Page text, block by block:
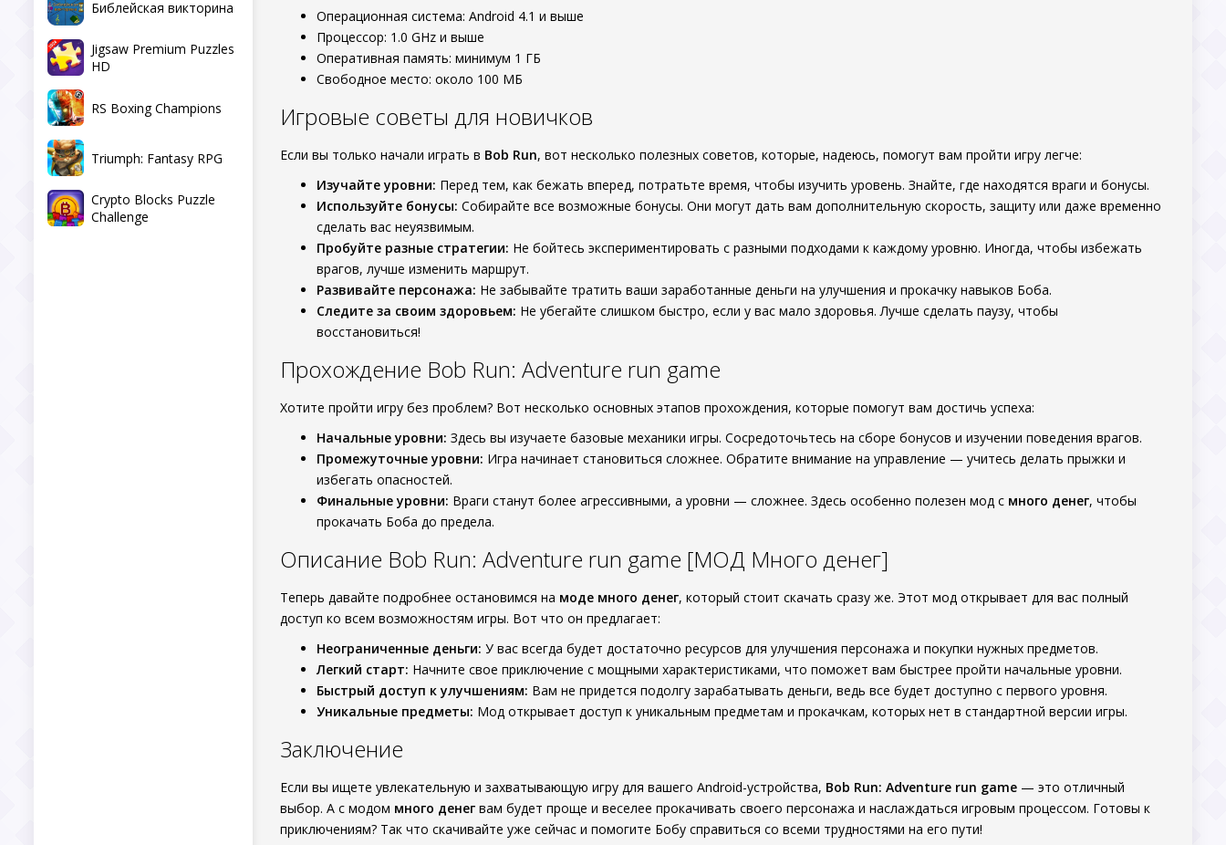
Библейская викторина
Jigsaw Premium Puzzles
HD
RS Boxing Champions
Triumph: Fantasy RPG
Crypto Blocks Puzzle
Challenge
Операционная система: Android 4.1 и выше
Процессор: 1.0 GHz и выше
Оперативная память: минимум 1 ГБ
Свободное место: около 100 МБ
Игровые советы для новичков
Если вы только начали играть в Bob Run, вот несколько полезных советов, которые, надеюсь, помогут вам пройти игру легче:
Изучайте уровни: Перед тем, как бежать вперед, потратьте время, чтобы изучить уровень. Знайте, где находятся враги и бонусы.
Используйте бонусы: Собирайте все возможные бонусы. Они могут дать вам дополнительную скорость, защиту или даже временно
сделать вас неуязвимым.
Пробуйте разные стратегии: Не бойтесь экспериментировать с разными подходами к каждому уровню. Иногда, чтобы избежать
врагов, лучше изменить маршрут.
Развивайте персонажа: Не забывайте тратить ваши заработанные деньги на улучшения и прокачку навыков Боба.
Следите за своим здоровьем: Не убегайте слишком быстро, если у вас мало здоровья. Лучше сделать паузу, чтобы
восстановиться!
Прохождение Bob Run: Adventure run game
Хотите пройти игру без проблем? Вот несколько основных этапов прохождения, которые помогут вам достичь успеха:
Начальные уровни: Здесь вы изучаете базовые механики игры. Сосредоточьтесь на сборе бонусов и изучении поведения врагов.
Промежуточные уровни: Игра начинает становиться сложнее. Обратите внимание на управление — учитесь делать прыжки и
избегать опасностей.
Финальные уровни: Враги станут более агрессивными, а уровни — сложнее. Здесь особенно полезен мод с много денег, чтобы
прокачать Боба до предела.
Описание Bob Run: Adventure run game [МОД Много денег]
Теперь давайте подробнее остановимся на моде много денег, который стоит скачать сразу же. Этот мод открывает для вас полный
доступ ко всем возможностям игры. Вот что он предлагает:
Неограниченные деньги: У вас всегда будет достаточно ресурсов для улучшения персонажа и покупки нужных предметов.
Легкий старт: Начните свое приключение с мощными характеристиками, что поможет вам быстрее пройти начальные уровни.
Быстрый доступ к улучшениям: Вам не придется подолгу зарабатывать деньги, ведь все будет доступно с первого уровня.
Уникальные предметы: Мод открывает доступ к уникальным предметам и прокачкам, которых нет в стандартной версии игры.
Заключение
Если вы ищете увлекательную и захватывающую игру для вашего Android-устройства, Bob Run: Adventure run game — это отличный
выбор. А с модом много денег вам будет проще и веселее прокачивать своего персонажа и наслаждаться игровым процессом. Готовы к
приключениям? Так что скачивайте уже сейчас и помогите Бобу справиться со всеми трудностями на его пути!